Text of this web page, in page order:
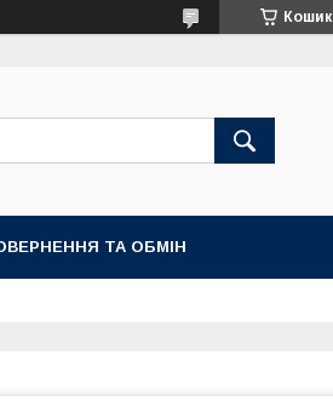
Кошик
ТА ОБМІН